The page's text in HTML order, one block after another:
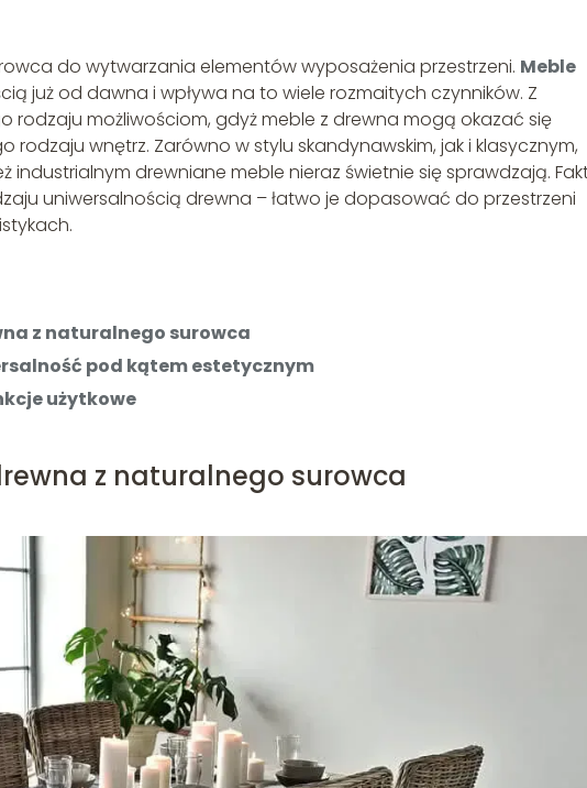
do wytwarzania elementów wyposażenia przestrzeni. Meble
już od dawna i wpływa na to wiele rozmaitych czynników. Z
rodzaju możliwościom, gdyż meble z drewna mogą okazać się
rodzaju wnętrz. Zarówno w stylu skandynawskim, jak i klasycznym,
industrialnym drewniane meble nieraz świetnie się sprawdzają.
uniwersalnością drewna – łatwo je dopasować do przestrzeni
z naturalnego surowca
pod kątem estetycznym
użytkowe
z naturalnego surowca